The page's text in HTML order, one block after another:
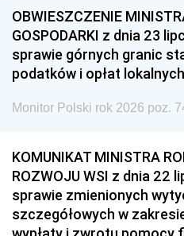
OBWIESZCZENIE
GOSPODARKI z dnia 23
sprawie górnych granic
podatków i opłat
Monitor Polski rok 2026 poz.
KOMUNIKAT MINISTRA
ROZWOJU WSI z dnia 22
sprawie zmienionych
szczegółowych w